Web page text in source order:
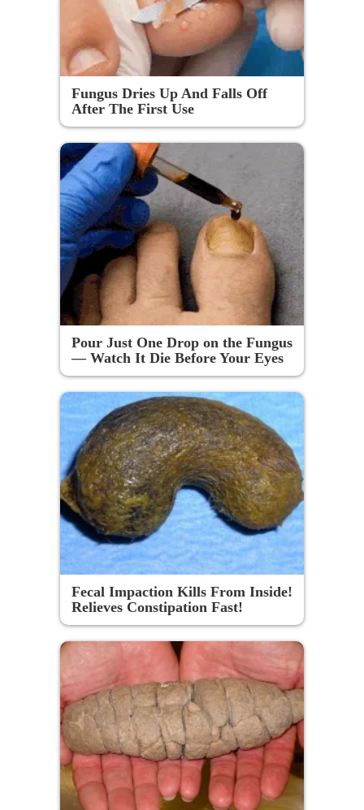
Fungus Dries Up And Falls Off
After The First Use
Pour Just One Drop on the Fungus
— Watch It Die Before Your Eyes
Fecal Impaction Kills From Inside!
Relieves Constipation Fast!